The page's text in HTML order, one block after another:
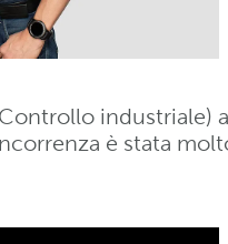
industriale)
è stata